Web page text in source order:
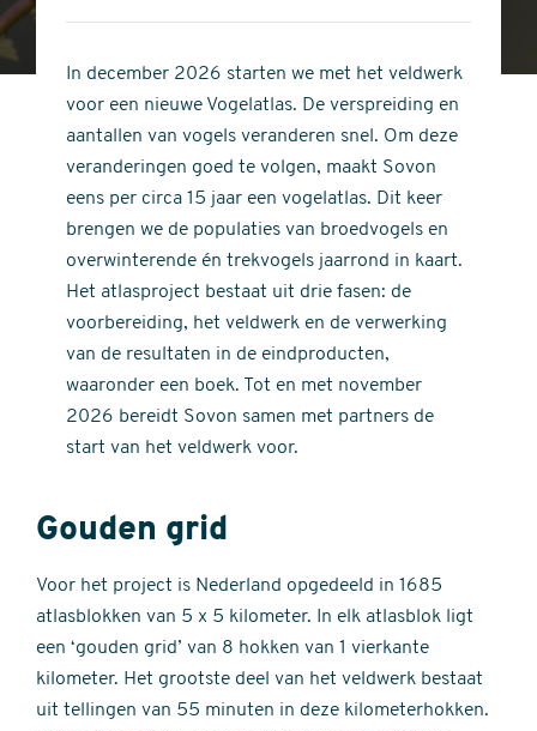
stars
of
stars
In december 2026 starten we met het veldwerk
voor een nieuwe Vogelatlas. De verspreiding en
aantallen van vogels veranderen snel. Om deze
veranderingen goed te volgen, maakt Sovon
eens per circa 15 jaar een vogelatlas. Dit keer
brengen we de populaties van broedvogels en
overwinterende én trekvogels jaarrond in kaart.
Het atlasproject bestaat uit drie fasen: de
voorbereiding, het veldwerk en de verwerking
van de resultaten in de eindproducten,
waaronder een boek. Tot en met november
2026 bereidt Sovon samen met partners de
start van het veldwerk voor.
Gouden grid
Voor het project is Nederland opgedeeld in 1685
atlasblokken van 5 x 5 kilometer. In elk atlasblok ligt
een ‘gouden grid’ van 8 hokken van 1 vierkante
kilometer. Het grootste deel van het veldwerk bestaat
uit tellingen van 55 minuten in deze kilometerhokken.